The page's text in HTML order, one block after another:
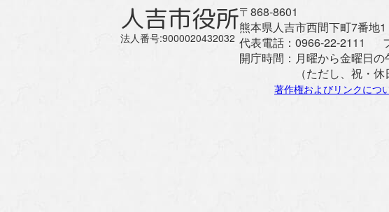
人吉市役所
法人番号:9000020432032
〒868-8601
熊本県人吉市西間下町7番地1
代表電話： 0966-22-2111
開庁時間： 月曜から金曜日
（ただし、祝・
著作権およびリンクにつ